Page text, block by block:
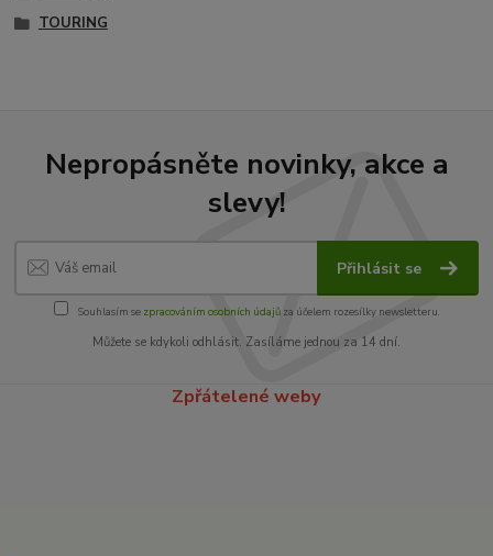
TOURING
Nepropásněte novinky, akce a
slevy!
Přihlásit se
Souhlasím se zpracováním osobních údajůza účelem rozesílky newsletteru.
Můžete se kdykoli odhlásit. Zasíláme jednou za 14 dní.
Zpřátelené weby